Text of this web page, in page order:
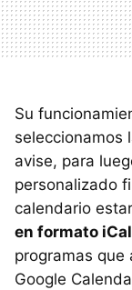
Su
seleccionamos
avise, para
personalizado
calendario
en formato iCal
programas que
Google